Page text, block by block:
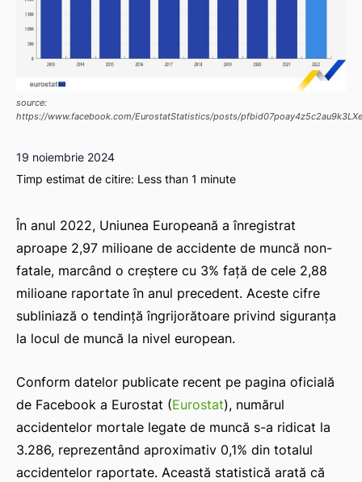
source:
https://www.facebook.com/EurostatStatistics/posts/
19 noiembrie 2024
Timp estimat de citire: Less than 1 minute
În anul 2022, Uniunea Europeană a înregistrat
aproape 2,97 milioane de accidente de muncă non-
fatale, marcând o creștere cu 3% față de cele 2,88
milioane raportate în anul precedent. Aceste cifre
subliniază o tendință îngrijorătoare privind siguranța
la locul de muncă la nivel european.
Conform datelor publicate recent pe pagina oficială
de Facebook a Eurostat (Eurostat), numărul
accidentelor mortale legate de muncă s-a ridicat la
3.286, reprezentând aproximativ 0,1% din totalul
accidentelor raportate. Această statistică arată că